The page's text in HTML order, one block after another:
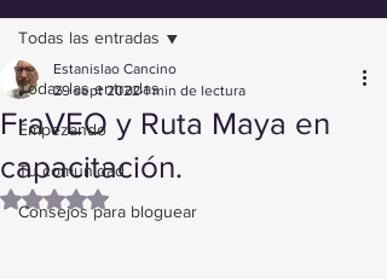
Todas las entradas
Empezando
Tu comunidad
Consejos para bloguear
Todas las entradas
FraVEO y Ruta Maya en
capacitación.
Estanislao Cancino
29 sept 2022 1 min de lectura
Obtuvo NaN de 5 estrellas.